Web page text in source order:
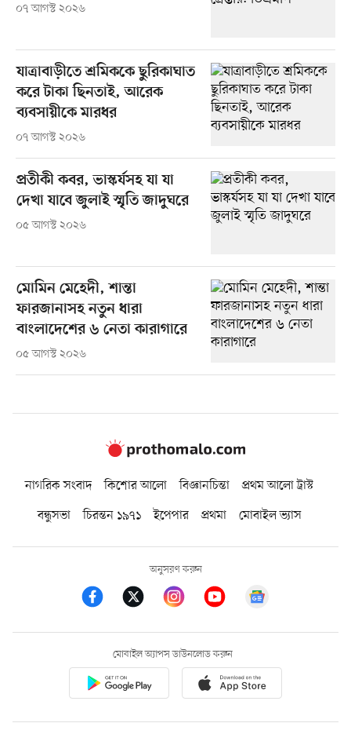
০৭ আগস্ট ২০২৬
যাত্রাবাড়ীতে শ্রমিককে ছুরিকাঘাত
করে টাকা ছিনতাই, আরেক
ব্যবসায়ীকে মারধর
০৭ আগস্ট ২০২৬
প্রতীকী কবর, ভাস্কর্যসহ যা যা
দেখা যাবে জুলাই স্মৃতি জাদুঘরে
০৫ আগস্ট ২০২৬
মোমিন মেহেদী, শান্তা
ফারজানাসহ নতুন ধারা
বাংলাদেশের ৬ নেতা কারাগারে
০৫ আগস্ট ২০২৬
নাগরিক সংবাদ কিশোর আলো বিজ্ঞানচিন্তা
প্রথম আলো ট্রাস্ট
বন্ধুসভা
চিরন্তন ১৯৭১ ইপেপার প্রথমা মোবাইল ভ্যাস
অনুসরণ করুন
মোবাইল অ্যাপস ডাউনলোড করুন